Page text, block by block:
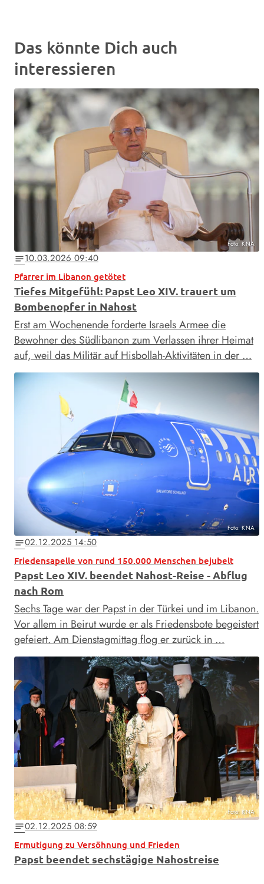
Das könnte Dich auch
interessieren
Foto: KNA
notes10.03.2026 09:40
Pfarrer im Libanon getötet
Tiefes Mitgefühl: Papst Leo XIV. trauert um
Bombenopfer in Nahost
Erst am Wochenende forderte Israels Armee die
Bewohner des Südlibanon zum Verlassen ihrer Heimat
auf, weil das Militär auf Hisbollah-Aktivitäten in der …
Foto: KNA
notes02.12.2025 14:50
Friedensapelle von rund 150.000 Menschen bejubelt
Papst Leo XIV. beendet Nahost-Reise - Abflug
nach Rom
Sechs Tage war der Papst in der Türkei und im Libanon.
Vor allem in Beirut wurde er als Friedensbote begeistert
gefeiert. Am Dienstagmittag flog er zurück in …
Foto: KNA
notes02.12.2025 08:59
Ermutigung zu Versöhnung und Frieden
Papst beendet sechstägige Nahostreise